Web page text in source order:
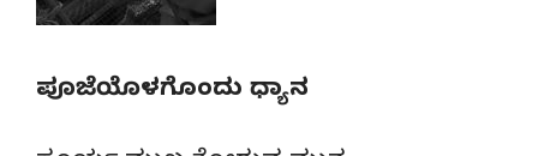
ಪೂಜೆಯೊಳಗೊಂದು ಧ್ಯಾನ